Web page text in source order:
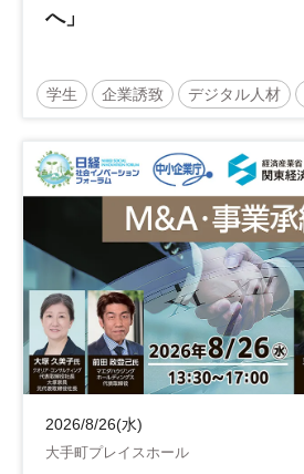
へ」
学生 企業誘致 デジタル人材
地域活性化 自治体
2026/8/26(水)
大手町プレイスホール